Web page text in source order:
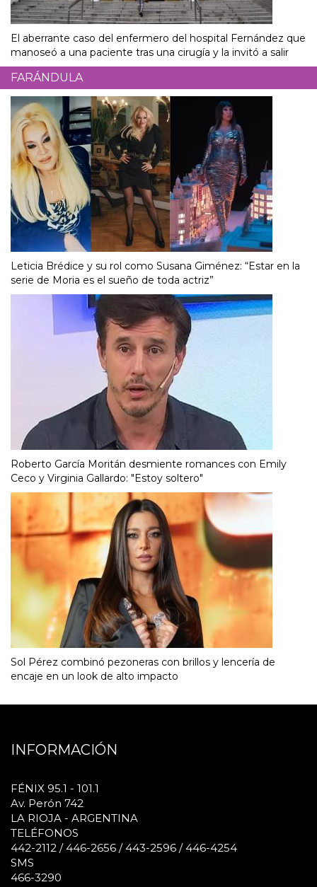
El aberrante caso del enfermero del hospital Fernández que
manoseó a una paciente tras una cirugía y la invitó a salir
FARÁNDULA
Leticia Brédice y su rol como Susana Giménez: “Estar en la
serie de Moria es el sueño de toda actriz”
Roberto García Moritán desmiente romances con Emily
Ceco y Virginia Gallardo: "Estoy soltero"
Sol Pérez combinó pezoneras con brillos y lencería de
encaje en un look de alto impacto
INFORMACIÓN
FÉNIX 95.1 - 101.1
Av. Perón 742
LA RIOJA - ARGENTINA
TELÉFONOS
442-2112 / 446-2656 / 443-2596 / 446-4254
SMS
466-3290